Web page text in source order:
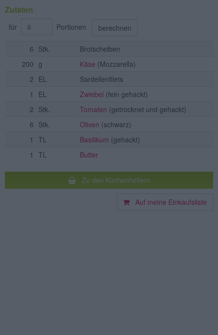
Zutaten
für Portionen berechnen
6 Stk.
Brotscheiben
200 g Käse (Mozzarella)
2 EL
Sardellenfilets
1
EL Zwiebel (fein gehackt)
2 Stk. Tomaten (getrocknet und gehackt)
6 Stk. Oliven (schwarz)
1
TL Basilikum (gehackt)
1
TL Butter
Zu den Küchenhelfern
Auf meine Einkaufsliste